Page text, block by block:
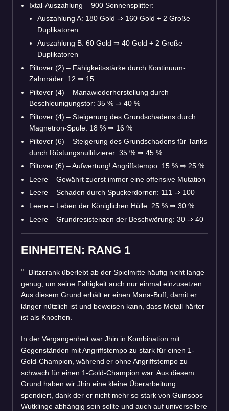
Ixtal-Auszahlung – 900 Sonnensplitter:
Auszahlung A: 180 Gold ⇒ 160 Gold + 2 Große
Duplikatoren
Auszahlung B: 60 Gold ⇒ 40 Gold + 2 Große
Duplikatoren
Piltover (2) – Fähigkeitsstärke durch Kontinuum-
Zahnräder: 12 ⇒ 15
Piltover (4) – Manawiederherstellung durch
Beschleunigungstor: 35 % ⇒ 40 %
Piltover (4) – Steigerung des Grundschadens durch
Magnetron-Spule: 18 % ⇒ 16 %
Piltover (6) – Steigerung des Grundschadens für Tanks
durch Rüstungsnullifizierer: 35 % ⇒ 45 %
Piltover (6) – Aufwertung! Angriffstempo: 15 % ⇒ 25 %
Leere – Gewährt zuerst immer eine offensive Mutation
Leere – Schaden durch Spuckerdornen: 111 ⇒ 100
Leere – Leben der Königlichen Hülle: 25 % ⇒ 30 %
Leere – Grundresistenzen der Beschwörung: 30 ⇒ 40
EINHEITEN: RANG 1
Blitzcrank überlebt ab der Spielmitte häufig nicht lange
genug, um seine Fähigkeit auch nur einmal einzusetzen.
Aus diesem Grund erhält er einen Mana-Buff, damit er
länger nützlich ist und beweisen kann, dass Metall härter
ist als Knochen.
In der Vergangenheit war Jhin in Kombination mit
Gegenständen mit Angriffstempo zu stark für einen 1-
Gold-Champion, während er ohne Angriffstempo zu
schwach für einen 1-Gold-Champion war. Aus diesem
Grund haben wir Jhin eine kleine Überarbeitung
spendiert, dank der er nicht mehr so stark von Guinsoos
Wutklinge abhängig sein sollte und auch auf universellere